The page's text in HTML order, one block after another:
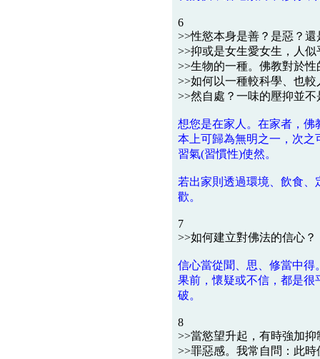
6
>>性慾本身是善？是惡？
>>抑或是女生愛女生，人
>>生物的一種。佛教對於
>>如何以一種較科學、也
>>然自處？一味的壓抑並
想您是在家人。在家者，
本上可歸為無明之一，次
習氣(習慣性)使然。
若出家則透過環境、飲食
歡。
7
>>如何建立對佛法的信心？
信心當從聞、思、修當中
果前，懷疑或不信，都是
破。
8
>>當慾望升起，有時強加
>>罪惡感。我常自問：此